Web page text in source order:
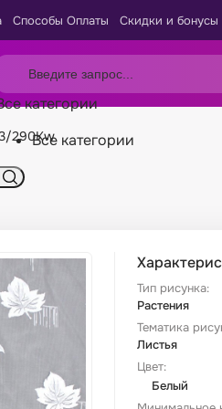
Способы Оплаты Скидки и бонусы
категории
Все категории
290Kw
Тип рисунка:
Растения
Тематика
Листья
Цвет:
Белый